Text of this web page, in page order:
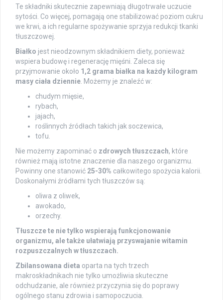
Te składniki skutecznie zapewniają długotrwałe uczucie
sytości. Co więcej, pomagają one stabilizować poziom cukru
we krwi, a ich regularne spożywanie sprzyja redukcji tkanki
tłuszczowej.
Białko jest nieodzownym składnikiem diety, ponieważ
wspiera budowę i regenerację mięśni. Zaleca się
przyjmowanie około 1,2 grama białka na każdy kilogram
masy ciała dziennie . Możemy je znaleźć w:
chudym mięsie,
rybach,
jajach,
roślinnych źródłach takich jak soczewica,
tofu.
Nie możemy zapominać o zdrowych tłuszczach, które
również mają istotne znaczenie dla naszego organizmu.
Powinny one stanowić 25-30% całkowitego spożycia kalorii.
Doskonałymi źródłami tych tłuszczów są:
oliwa z oliwek,
awokado,
orzechy.
Tłuszcze te nie tylko wspierają funkcjonowanie
organizmu, ale także ułatwiają przyswajanie witamin
rozpuszczalnych w tłuszczach.
Zbilansowana dieta oparta na tych trzech
makroskładnikach nie tylko umożliwia skuteczne
odchudzanie, ale również przyczynia się do poprawy
ogólnego stanu zdrowia i samopoczucia.